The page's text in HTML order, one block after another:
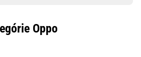
Oppo